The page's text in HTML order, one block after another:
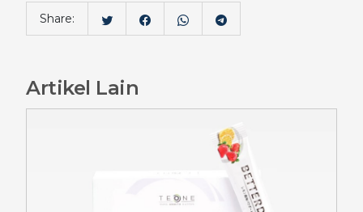
Share:
Artikel Lain